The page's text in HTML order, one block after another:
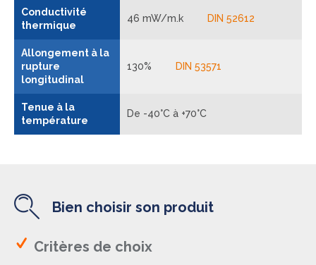
Conductivité
thermique
46 mW/m.k DIN 52612
Allongement à la
rupture
longitudinal
130% DIN 53571
Tenue à la
température
De -40°C à +70°C
Bien choisir son produit
Critères de choix